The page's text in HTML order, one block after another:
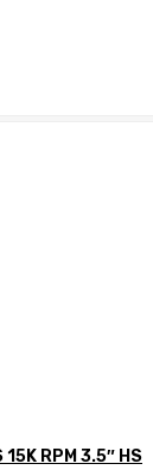
15K RPM 3.5″ HS